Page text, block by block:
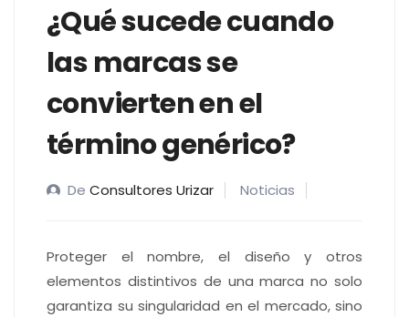
¿Qué sucede cuando
las marcas se
convierten en el
término genérico?
De Consultores Urizar Noticias
Proteger el nombre, el diseño y otros
elementos distintivos de una marca no solo
garantiza su singularidad en el mercado, sino